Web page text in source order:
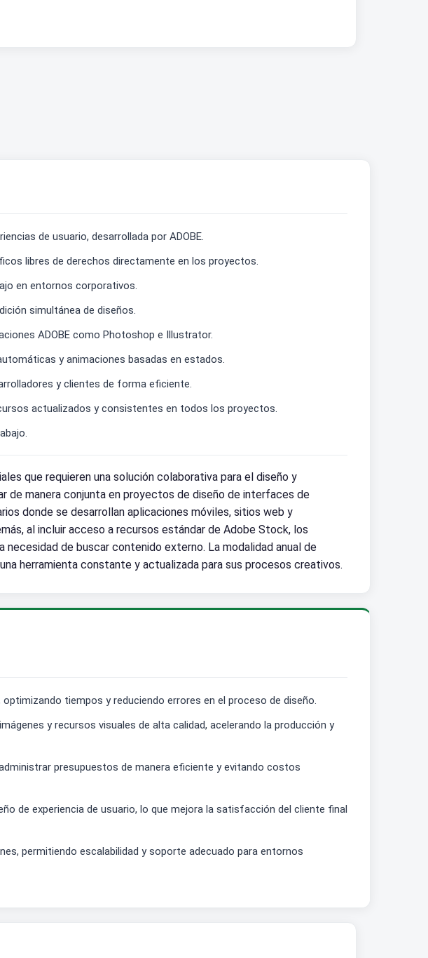
de usuario, desarrollada por ADOBE.
libres de derechos directamente en los proyectos.
en entornos corporativos.
simultánea de diseños.
ADOBE como Photoshop e Illustrator.
y animaciones basadas en estados.
y clientes de forma eficiente.
actualizados y consistentes en todos los proyectos.
que requieren una solución colaborativa para el diseño y
manera conjunta en proyectos de diseño de interfaces de
donde se desarrollan aplicaciones móviles, sitios web y
al incluir acceso a recursos estándar de Adobe Stock, los
de buscar contenido externo. La modalidad anual de
herramienta constante y actualizada para sus procesos creativos.
tiempos y reduciendo errores en el proceso de diseño.
y recursos visuales de alta calidad, acelerando la producción y
presupuestos de manera eficiente y evitando costos
de experiencia de usuario, lo que mejora la satisfacción del cliente final
permitiendo escalabilidad y soporte adecuado para entornos